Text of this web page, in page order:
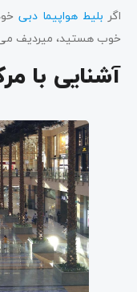
اگر بلیط هواپیما دبی
خوب هستید، میردیف
آشنایی با